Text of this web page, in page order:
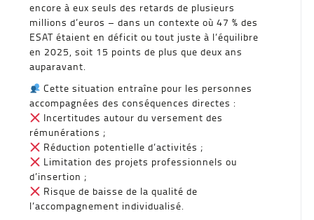
encore à eux seuls des retards de plusieurs
millions d’euros – dans un contexte où 47 % des
ESAT étaient en déficit ou tout juste à l’équilibre
en 2025, soit 15 points de plus que deux ans
auparavant.
Cette situation entraîne pour les personnes
accompagnées des conséquences directes :
Incertitudes autour du versement des
rémunérations ;
Réduction potentielle d’activités ;
Limitation des projets professionnels ou
d’insertion ;
Risque de baisse de la qualité de
l’accompagnement individualisé.